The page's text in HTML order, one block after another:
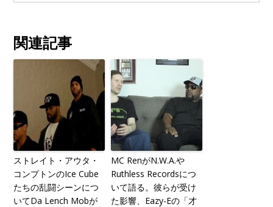
関連記事
ストレイト・アウタ・
コンプトンのIce Cube
たちの乱闘シーンにつ
いてDa Lench Mobが
MC RenがN.W.A.や
Ruthless Recordsにつ
いて語る。彼らが受け
た影響、Eazy-Eの「才